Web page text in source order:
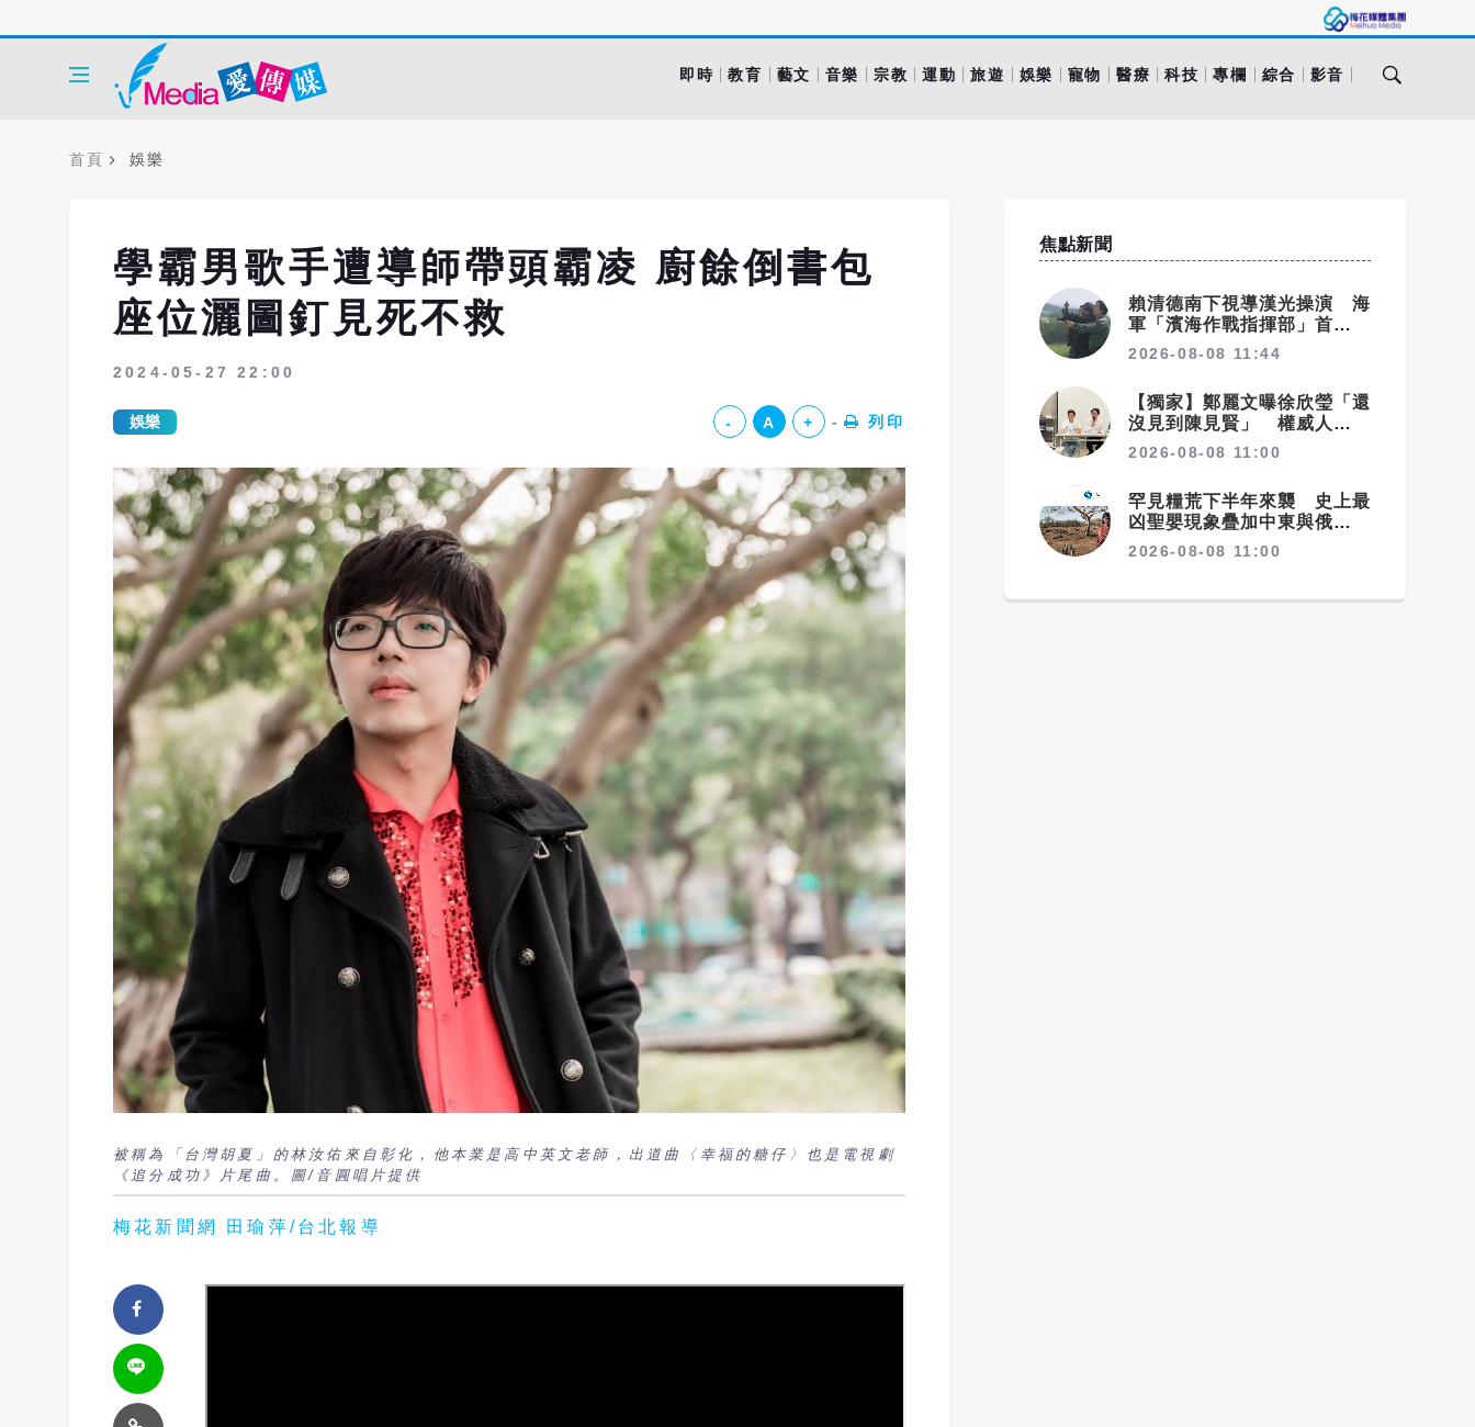
即時 教育 藝文 音樂 宗教 運動 旅遊 娛樂 寵物 醫療 科技 專欄 綜合 影音
首頁 娛樂
學霸男歌手遭導師帶頭霸凌 廚餘倒書包
座位灑圖釘見死不救
2024-05-27 22:00
娛樂 - A + 列印
被稱為「台灣胡夏」的林汝佑來自彰化，他本業是高中英文老師，出道曲〈幸福的糖仔〉也是電視劇
《追分成功》片尾曲。圖/音圓唱片提供
梅花新聞網 田瑜萍/台北報導
焦點新聞
賴清德南下視導漢光操演 海
軍「濱海作戰指揮部」首次與
海巡聯合操演
2026-08-08 11:44
【獨家】鄭麗文曝徐欣瑩「還
沒見到陳見賢」 權威人士揭
10次接觸未果：整合最後一
2026-08-08 11:00
罕見糧荒下半年來襲 史上最
凶聖嬰現象疊加中東與俄烏戰
爭
2026-08-08 11:00